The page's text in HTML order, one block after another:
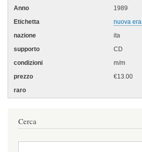
1989
nuova era
ita
CD
m/m
€13.00
Cerca